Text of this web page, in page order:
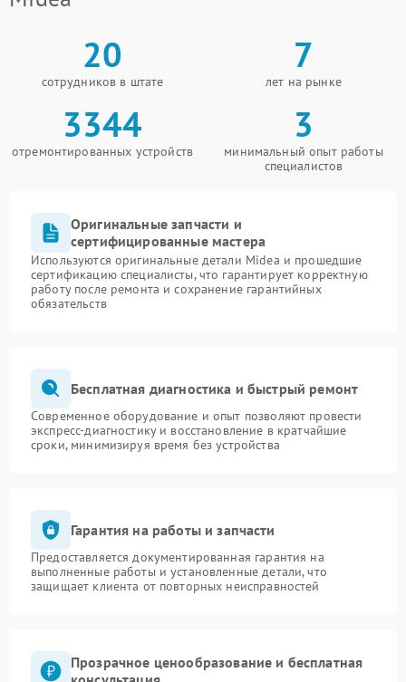
20
сотрудников в штате
7
лет на рынке
3344
отремонтированных устройств
3
минимальный опыт работы
специалистов
Оригинальные запчасти и
сертифицированные мастера
Используются оригинальные детали Midea и прошедшие
сертификацию специалисты, что гарантирует корректную
работу после ремонта и сохранение гарантийных
обязательств
Бесплатная диагностика и быстрый ремонт
Современное оборудование и опыт позволяют провести
экспресс-диагностику и восстановление в кратчайшие
сроки, минимизируя время без устройства
Гарантия на работы и запчасти
Предоставляется документированная гарантия на
выполненные работы и установленные детали, что
защищает клиента от повторных неисправностей
Прозрачное ценообразование и бесплатная